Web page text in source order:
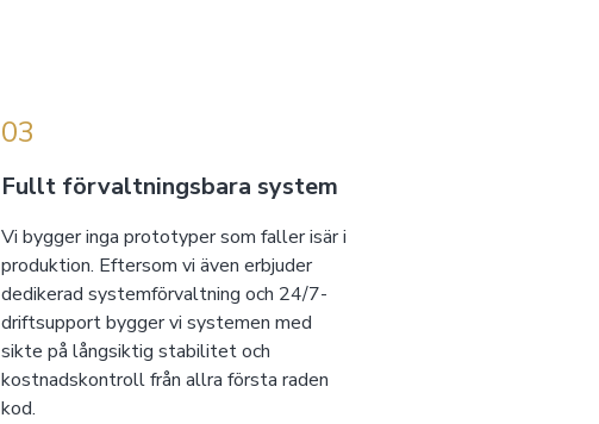
03
Fullt förvaltningsbara system
Vi bygger inga prototyper som faller isär i
produktion. Eftersom vi även erbjuder
dedikerad systemförvaltning och 24/7-
driftsupport bygger vi systemen med
sikte på långsiktig stabilitet och
kostnadskontroll från allra första raden
kod.